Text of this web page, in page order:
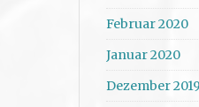
Februar 2020
Januar 2020
Dezember 2019